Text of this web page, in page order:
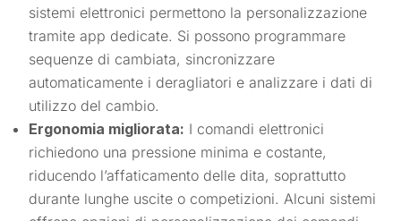
sistemi elettronici permettono la personalizzazione
tramite app dedicate. Si possono programmare
sequenze di cambiata, sincronizzare
automaticamente i deragliatori e analizzare i dati di
utilizzo del cambio.
Ergonomia migliorata: I comandi elettronici
richiedono una pressione minima e costante,
riducendo l’affaticamento delle dita, soprattutto
durante lunghe uscite o competizioni. Alcuni sistemi